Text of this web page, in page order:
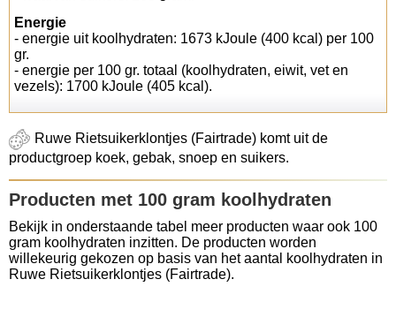
Energie
- energie uit koolhydraten: 1673 kJoule (400 kcal) per 100
gr.
- energie per 100 gr. totaal (koolhydraten, eiwit, vet en
vezels): 1700 kJoule (405 kcal).
Ruwe Rietsuikerklontjes (Fairtrade) komt uit de
productgroep koek, gebak, snoep en suikers.
Producten met 100 gram koolhydraten
Bekijk in onderstaande tabel meer producten waar ook 100
gram koolhydraten inzitten. De producten worden
willekeurig gekozen op basis van het aantal koolhydraten in
Ruwe Rietsuikerklontjes (Fairtrade).